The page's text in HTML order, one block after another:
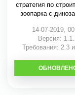
стратегия по
зоопарка с
14-07-2019,
Версия:
Требования: 2.3
СКАЧАТЬ